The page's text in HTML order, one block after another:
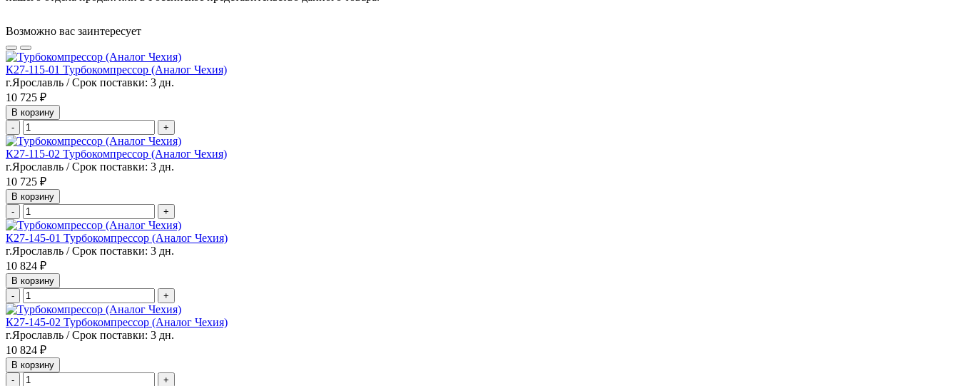
Возможно вас заинтересует
К27-115-01 Турбокомпрессор (Аналог Чехия)
г.Ярославль / Срок поставки: 3 дн.
10 725 ₽
В корзину
-
+
К27-115-02 Турбокомпрессор (Аналог Чехия)
г.Ярославль / Срок поставки: 3 дн.
10 725 ₽
В корзину
-
+
К27-145-01 Турбокомпрессор (Аналог Чехия)
г.Ярославль / Срок поставки: 3 дн.
10 824 ₽
В корзину
-
+
К27-145-02 Турбокомпрессор (Аналог Чехия)
г.Ярославль / Срок поставки: 3 дн.
10 824 ₽
В корзину
-
+